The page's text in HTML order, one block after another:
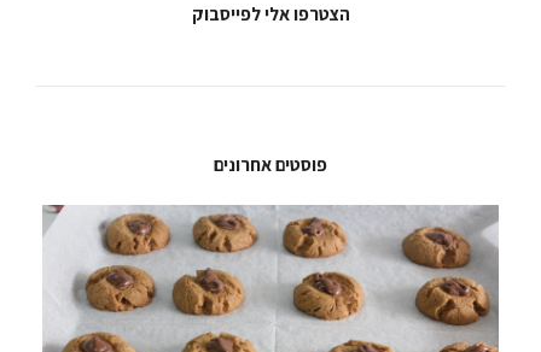
הצטרפו אלי לפייסבוק
פוסטים אחרונים